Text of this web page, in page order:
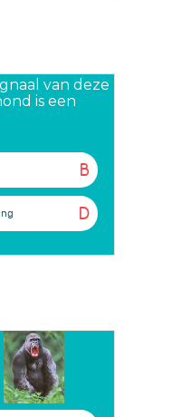
van deze
is een
B
D